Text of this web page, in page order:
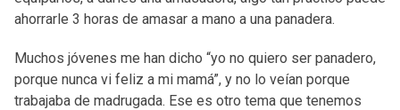
ahorrarle 3 horas de amasar a mano a una panadera.
Muchos jóvenes me han dicho “yo no quiero ser panadero,
porque nunca vi feliz a mi mamá”, y no lo veían porque
trabajaba de madrugada. Ese es otro tema que tenemos